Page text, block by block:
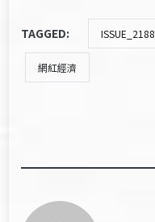
TAGGED: ISSUE_2188
網紅經濟